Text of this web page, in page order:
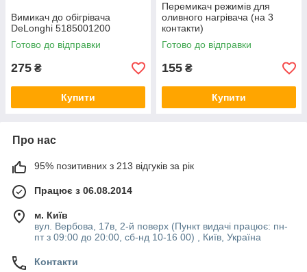
Вимикач до обігрівача
DeLonghi 5185001200
Готово до відправки
275 ₴
Купити
Перемикач режимів для
оливного нагрівача (на 3
контакти)
Готово до відправки
155 ₴
Купити
Про нас
95% позитивних з 213 відгуків за рік
Працює з 06.08.2014
м. Київ
вул. Вербова, 17в, 2-й поверх (Пункт видачі працює: пн-
пт з 09:00 до 20:00, сб-нд 10-16 00) , Київ, Україна
Контакти